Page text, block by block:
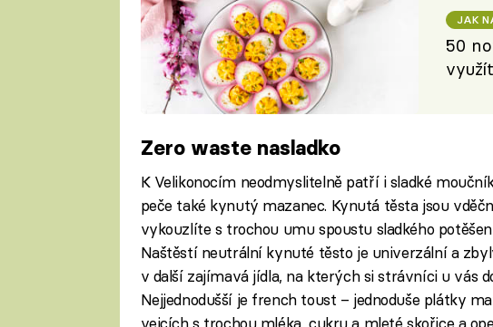
JAK
50
Zero waste nasladko
K Velikonocím neodmyslitelně patří i sladké
peče také kynutý mazanec. Kynutá těsta jsou
vykouzlíte s trochou umu spoustu sladkého
Naštěstí neutrální kynuté těsto je univerzální a
v další zajímavá jídla, na kterých si strávníci u vás
Nejjednodušší je french toust – jednoduše plátky
vejcích s trochou mléka, cukru a mleté skořice a